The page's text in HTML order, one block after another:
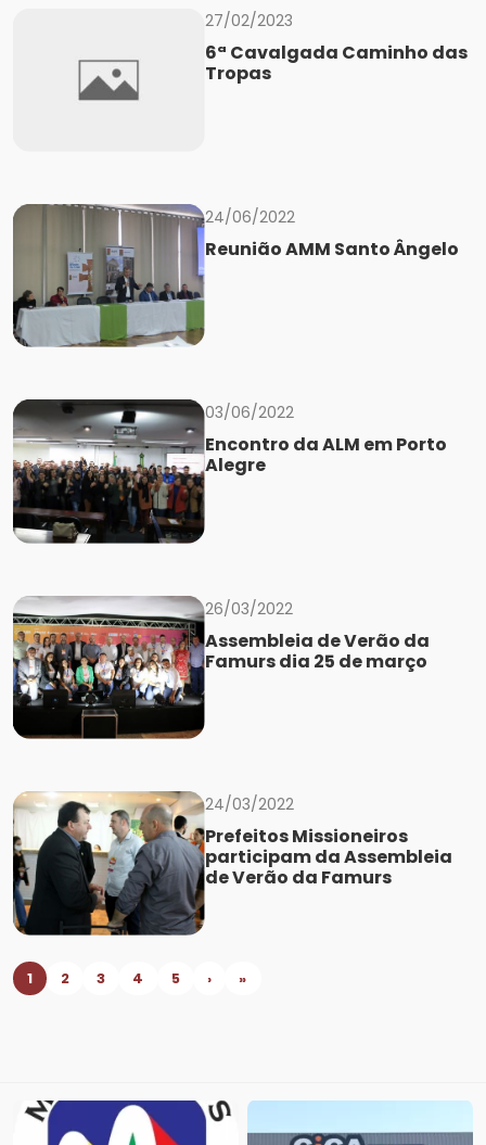
27/02/2023
6ª Cavalgada Caminho das
Tropas
24/06/2022
Reunião AMM Santo Ângelo
03/06/2022
Encontro da ALM em Porto
Alegre
26/03/2022
Assembleia de Verão da
Famurs dia 25 de março
24/03/2022
Prefeitos Missioneiros
participam da Assembleia
de Verão da Famurs
1 2 3 4 5 › »